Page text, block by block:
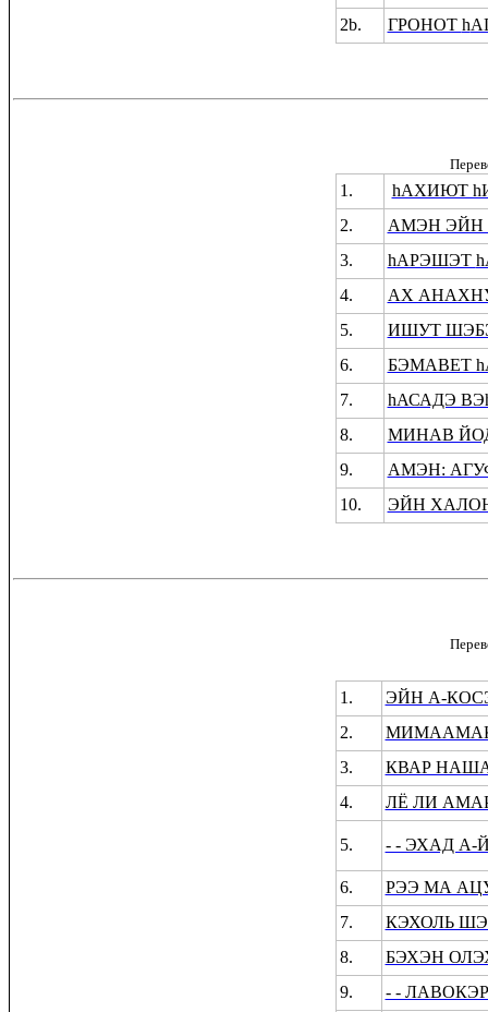
2b.
ГРОНОТ h
1.
hАХИЮТ
2.
АМЭН ЭЙН
3.
hАРЭШЭТ
4.
АХ
5.
ИШУТ
6.
БЭМАВЕТ
7.
hАСАДЭ
8.
МИНАВ
9.
АМЭН:
10.
ЭЙН
1.
ЭЙН А-
2.
3.
КВАР
4.
ЛЁ ЛИ
5. - - ЭХАД А-
6.
РЭЭ МА
7.
КЭХОЛЬ
8.
БЭХЭН
9.
- -